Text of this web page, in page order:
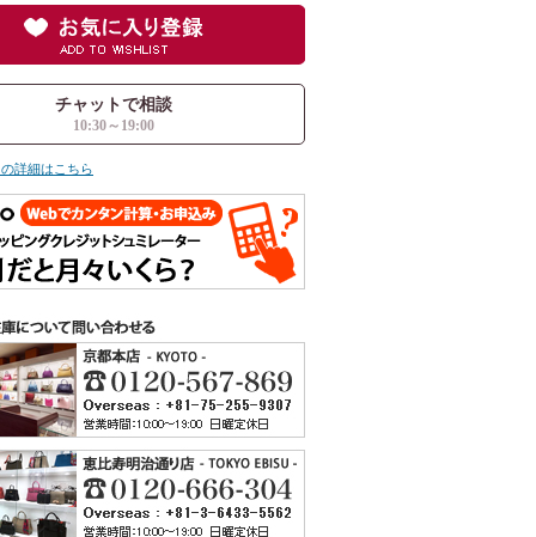
チャットで相談
10:30～19:00
詳細はこちら